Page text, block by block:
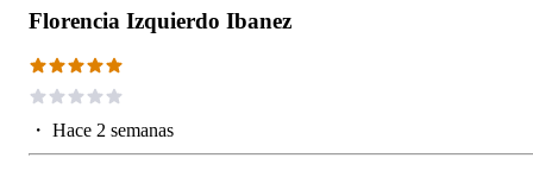
Florencia Izquierdo Ibanez
・ Hace 2 semanas